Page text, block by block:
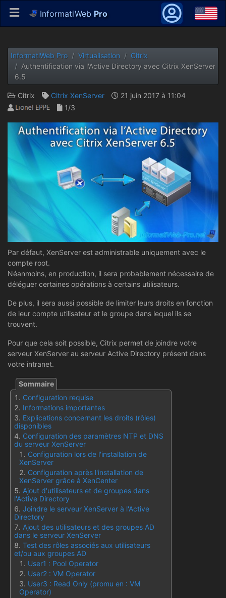
InformatiWeb Pro
InformatiWeb Pro Virtualisation
Citrix
Authentification via l'Active Directory avec Citrix XenServer
6.5
Citrix Citrix XenServer
21 juin 2017 à 11:04
1/3
Par défaut, XenServer est administrable uniquement avec le
compte root.
Néanmoins, en production, il sera probablement nécessaire de
déléguer certaines opérations à certains utilisateurs.
De plus, il sera aussi possible de limiter leurs droits en fonction
de leur compte utilisateur et le groupe dans lequel ils se
trouvent.
Pour que cela soit possible, Citrix permet de joindre votre
serveur XenServer au serveur Active Directory présent dans
votre intranet.
Configuration requise
Informations importantes
Explications concernant les droits (rôles)
disponibles
Configuration des paramètres NTP et DNS
du serveur XenServer
Configuration lors de l'installation de
XenServer
Configuration après l'installation de
XenServer grâce à XenCenter
Ajout d'utilisateurs et de groupes dans
l'Active Directory
Joindre le serveur XenServer à l'Active
Directory
Ajout des utilisateurs et des groupes AD
dans le serveur XenServer
Test des rôles associés aux utilisateurs
et/ou aux groupes AD
User1 : Pool Operator
User2 : VM Operator
User3 : Read Only (promu en : VM
Operator)